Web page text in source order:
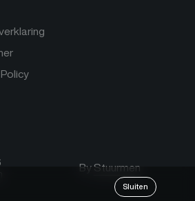
Sluiten
ByStuurmen